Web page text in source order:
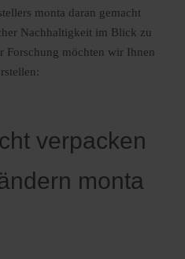
monta daran gemacht
Nachhaltigkeit im Blick zu
Forschung möchten wir Ihnen
verpacken
monta